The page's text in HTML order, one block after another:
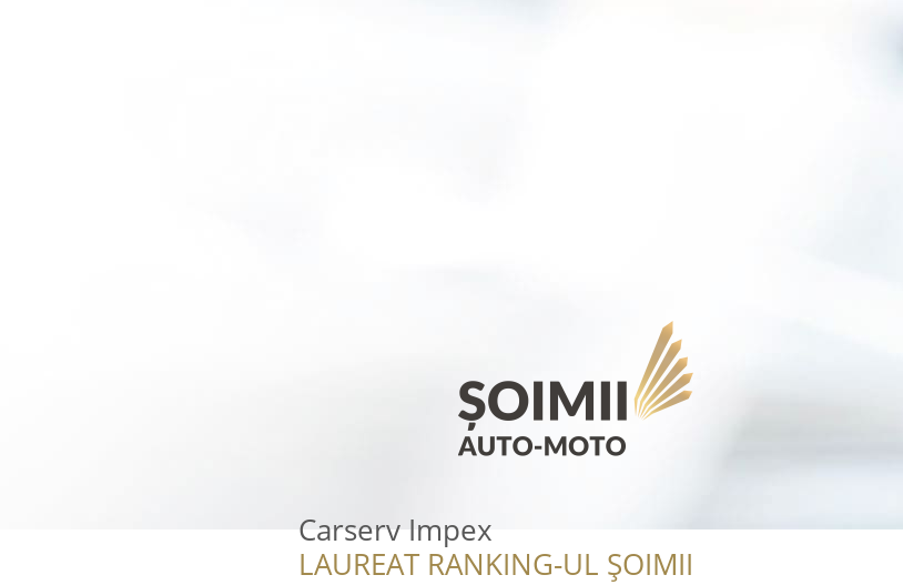
Carserv Impex
LAUREAT RANKING-UL ȘOIMII